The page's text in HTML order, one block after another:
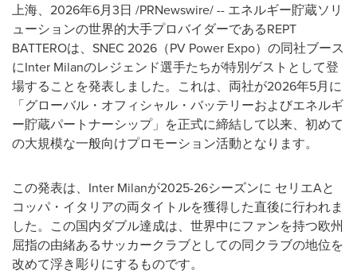
上海、2026年6月3日 /PRNewswire/ -- エネルギー貯蔵ソリ
ューションの世界的大手プロバイダーであるREPT
BATTEROは、SNEC 2026（PV Power Expo）の同社ブース
にInter Milanのレジェンド選手たちが特別ゲストとして登
場することを発表しました。これは、両社が2026年5月に
「グローバル・オフィシャル・バッテリーおよびエネルギ
ー貯蔵パートナーシップ」を正式に締結して以来、初めて
の大規模な一般向けプロモーション活動となります。
この発表は、Inter Milanが2025-26シーズンに セリエAと
コッパ・イタリアの両タイトルを獲得した直後に行われま
した。この国内ダブル達成は、世界中にファンを持つ欧州
屈指の由緒あるサッカークラブとしての同クラブの地位を
改めて浮き彫りにするものです。